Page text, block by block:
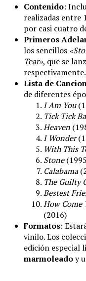
Contenido:
realizadas entre
por casi cuatro
Primeros
los sencillos
Tear», que se
respectivamente.
Lista de
de diferentes
I Am You
Tick Tick
Heaven
I Wonder
With This
Stone
Calabama
The Guilty
Bestest
How Come
(2016)
Formatos:
vinilo. Los
edición especial
marmoleadoy